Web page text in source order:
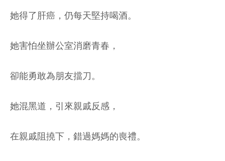
她得了肝癌，仍每天堅持喝酒。
她害怕坐辦公室消磨青春，
卻能勇敢為朋友擋刀。
她混黑道，引來親戚反感，
在親戚阻撓下，錯過媽媽的喪禮。